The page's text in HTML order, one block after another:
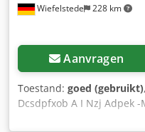
Wiefelstede 228 km
Aanvragen
Toestand: goed (gebruikt)
Dcsdpfxob A I Nzj Adpek
staal 4301 -Afmetingen: